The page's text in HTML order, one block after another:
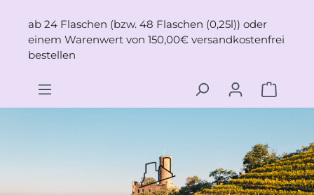
Zum Hauptinhalt springen
ab 24 Flaschen (bzw. 48 Flaschen (0,25l)) oder
einem Warenwert von 150,00€ versandkostenfrei
bestellen